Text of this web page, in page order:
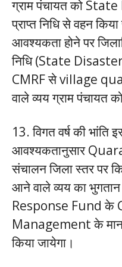
ग्राम पंचायत को
प्राप्त निधि से वहन
आवश्यकता होने पर
निधि (State
CMRF से village
वाले व्यय ग्राम पंचायत
13. विगत वर्ष की भांति
आवश्यकतानुसार
संचालन जिला स्तर पर
आने वाले व्यय का
Response Fund के
Management के
किया जायेगा।